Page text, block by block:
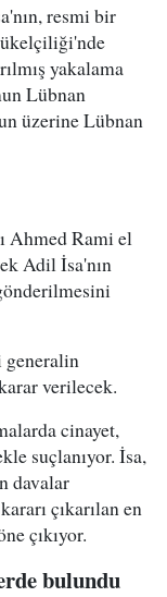
resmi bir
yakalama
Lübnan
üzerine Lübnan
Ahmed Rami el
Adil İsa'nın
generalin
verilecek.
cinayet,
suçlanıyor. İsa,
davalar
çıkarılan en
çıkıyor.
bulundu